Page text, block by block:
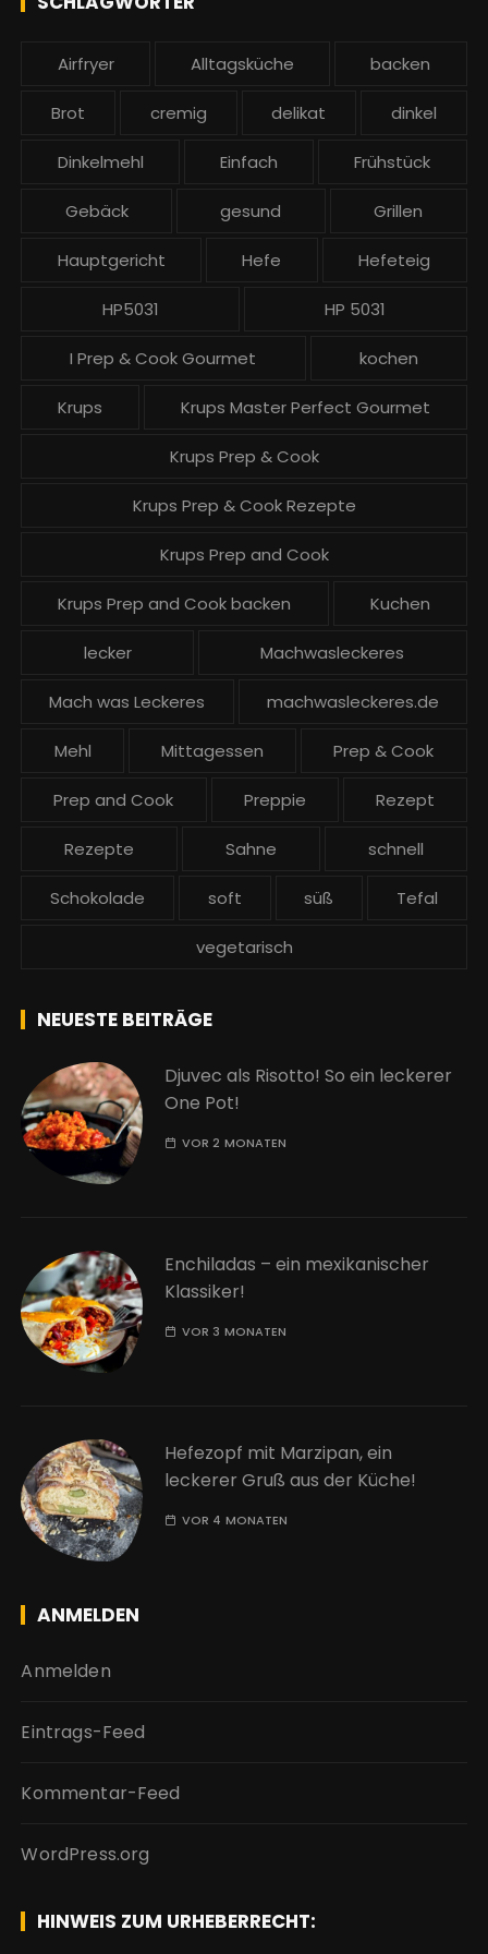
:
Airfryer Alltagsküche backen
Brot cremig delikat dinkel
Dinkelmehl Einfach Frühstück
Gebäck gesund Grillen
Hauptgericht Hefe Hefeteig
HP5031 HP 5031
I Prep & Cook Gourmet kochen
Krups Krups Master Perfect Gourmet
Krups Prep & Cook
Krups Prep & Cook Rezepte
Krups Prep and Cook
Krups Prep and Cook backen Kuchen
lecker Machwasleckeres
Mach was Leckeres machwasleckeres.de
Mehl Mittagessen Prep & Cook
Prep and Cook Preppie Rezept
Rezepte Sahne schnell
Schokolade soft süß Tefal
vegetarisch
NEUESTE BEITRÄGE
Djuvec als Risotto! So ein leckerer
One Pot!
VOR 2 MONATEN
Enchiladas – ein mexikanischer
Klassiker!
VOR 3 MONATEN
Hefezopf mit Marzipan, ein
leckerer Gruß aus der Küche!
VOR 4 MONATEN
ANMELDEN
Anmelden
Eintrags-Feed
Kommentar-Feed
WordPress.org
HINWEIS ZUM URHEBERRECHT: